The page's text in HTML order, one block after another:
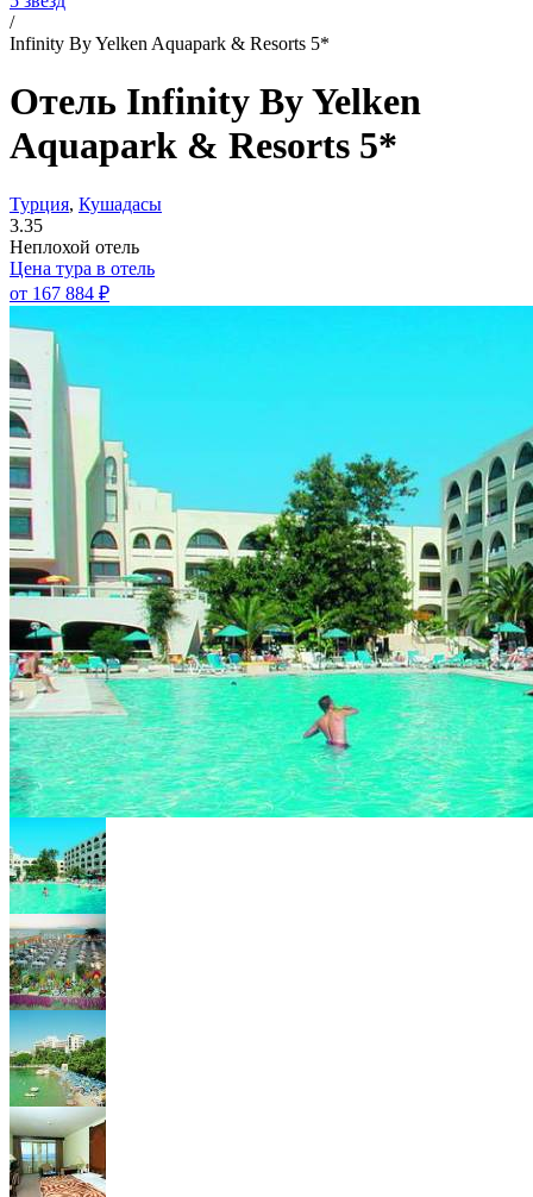
/
Infinity By Yelken Aquapark & Resorts 5*
Отель Infinity By Yelken
Aquapark & Resorts 5*
Турция, Кушадасы
3.35
Неплохой отель
Цена тура в отель
от 167 884 ₽